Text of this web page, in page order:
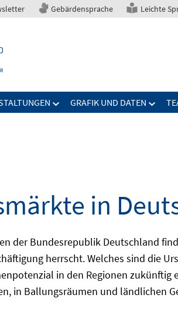
Gebärdensprache Leichte
GRAFIK UND DATEN
in
der Bundesrepublik Deutschland
herrscht. Welches sind die
in den Regionen
in Ballungsräumen und ländlichen